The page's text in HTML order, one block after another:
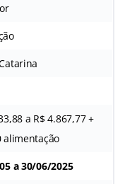
a R$ 4.867,77 +
alimentação
a 30/06/2025